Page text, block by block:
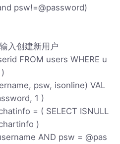
psw!=@password)
入创建新用户
FROM users WHERE u
psw, isonline) VAL
1 )
= ( SELECT ISNULL
)
AND psw = @pas